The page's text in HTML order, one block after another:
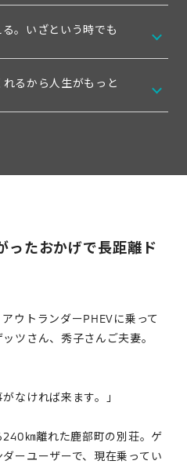
。いざという時でも
るから人生がもっと
ったおかげで長距離ド
ウトランダーPHEVに乗って
ツさん、秀子さんご夫妻。
なければ来ます。」
㎞離れた鹿部町の別荘。ゲ
ーユーザーで、現在乗ってい